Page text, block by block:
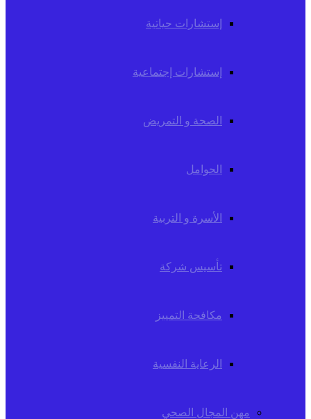
إستشارات حياتية
إستشارات إجتماعية
الصحة و التمريض
الحوامل
الأسرة و التربية
تأسيس شركة
مكافحة التمييز
الرعاية النفسية
مهن المجال الصحي